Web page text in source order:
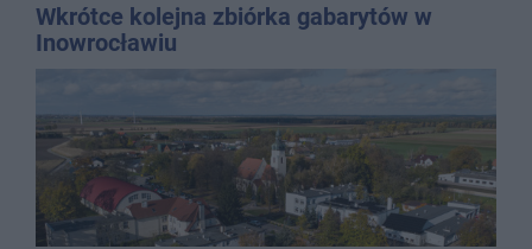
Wkrótce kolejna zbiórka gabarytów w
Inowrocławiu